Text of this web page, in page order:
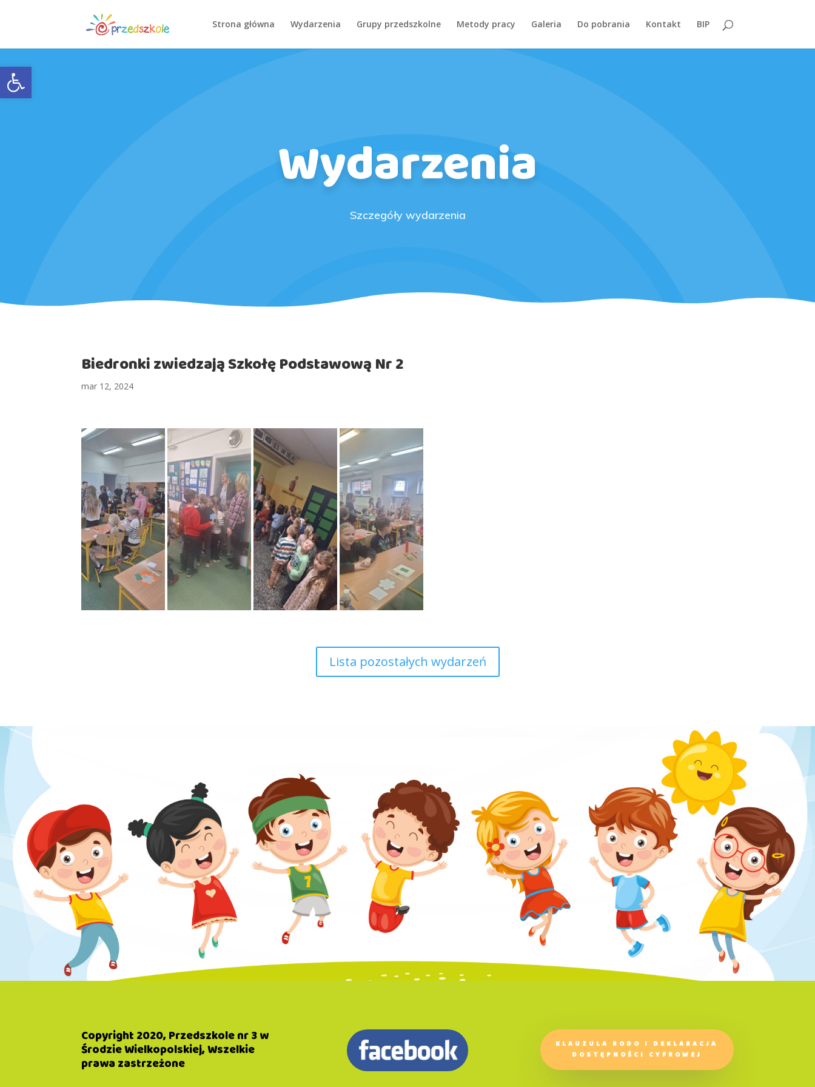
Open toolbar
Strona główna Wydarzenia Grupy przedszkolne Metody pracy Galeria Do pobrania Kontakt BIP
Wydarzenia
Szczegóły wydarzenia
Biedronki zwiedzają Szkołę Podstawową Nr 2
mar 12, 2024
Lista pozostałych wydarzeń
Copyright 2020, Przedszkole nr 3 w
Środzie Wielkopolskiej, Wszelkie
prawa zastrzeżone
KLAUZULA RODO I DEKLARACJA
DOSTĘPNOŚCI CYFROWEJ